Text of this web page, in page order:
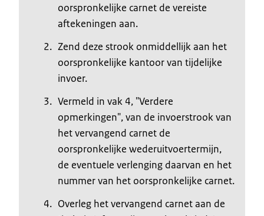
oorspronkelijke carnet de vereiste
aftekeningen aan.
Zend deze strook onmiddellijk aan het
oorspronkelijke kantoor van tijdelijke
invoer.
Vermeld in vak 4, "Verdere
opmerkingen", van de invoerstrook van
het vervangend carnet de
oorspronkelijke wederuitvoertermijn,
de eventuele verlenging daarvan en het
nummer van het oorspronkelijke carnet.
Overleg het vervangend carnet aan de